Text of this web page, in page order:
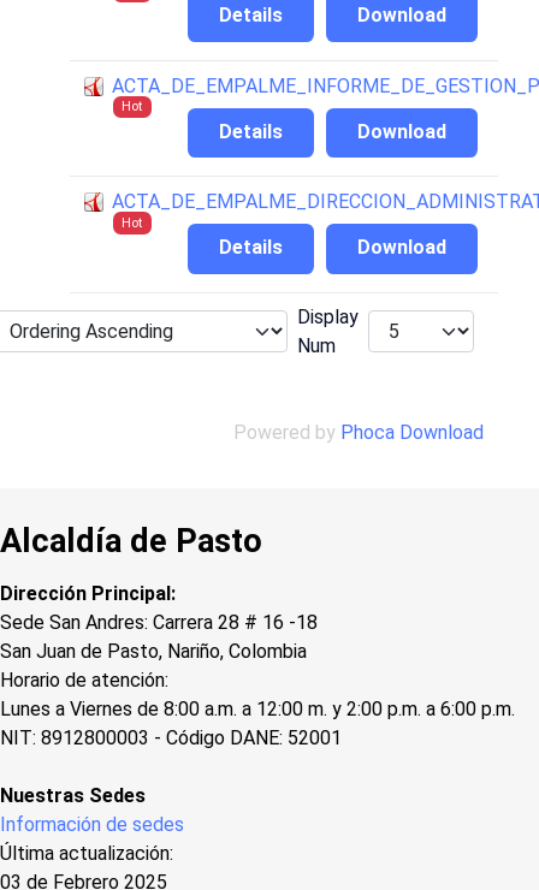
Download
Details
Hot
Download
Details
Hot
Download
Details
Display
Num
Powered by Phoca Download
Alcaldía de Pasto
Dirección Principal:
Sede San Andres: Carrera 28 # 16 -18
San Juan de Pasto, Nariño, Colombia
Horario de atención:
Lunes a Viernes de 8:00 a.m. a 12:00 m. y 2:00 p.m. a 6:00 p.m.
NIT: 8912800003 - Código DANE: 52001
Nuestras Sedes
Información de sedes
Última actualización:
03 de Febrero 2025